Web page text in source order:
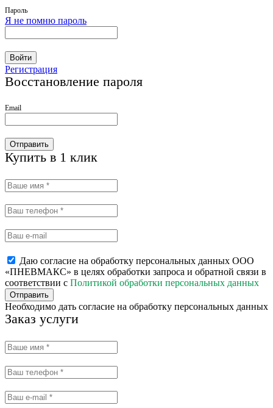
Пароль
Я не помню пароль
Войти
Регистрация
Восстановление пароля
Email
Отправить
Купить в 1 клик
Даю согласие на обработку персональных данных ООО
«ПНЕВМАКС» в целях обработки запроса и обратной связи в
соответствии с Политикой обработки персональных данных
Отправить
Необходимо дать согласие на обработку персональных данных
Заказ услуги